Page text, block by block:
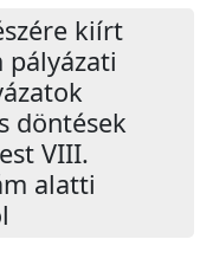
kiírt
pályázati
döntések
VIII.
alatti